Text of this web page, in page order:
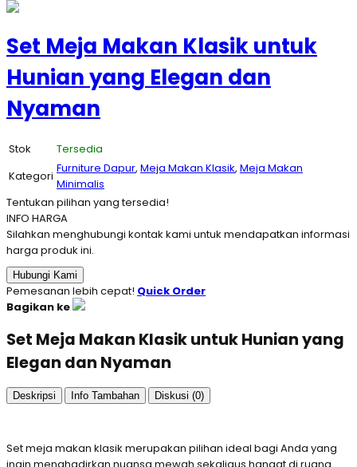
Set Meja Makan Klasik untuk
Hunian yang Elegan dan
Nyaman
Stok
Tersedia
Kategori
Furniture Dapur, Meja Makan Klasik, Meja Makan
Minimalis
Tentukan pilihan yang tersedia!
INFO HARGA
Silahkan menghubungi kontak kami untuk mendapatkan informasi
harga produk ini.
Hubungi Kami
Pemesanan lebih cepat! Quick Order
Bagikan ke
Set Meja Makan Klasik untuk Hunian yang
Elegan dan Nyaman
Deskripsi Info Tambahan Diskusi (0)
Set meja makan klasik merupakan pilihan ideal bagi Anda yang